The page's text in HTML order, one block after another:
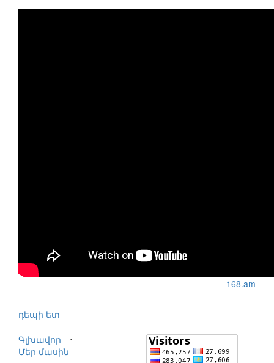
168.am
դեպի ետ
Գլխավոր
⋅
Մեր մասին